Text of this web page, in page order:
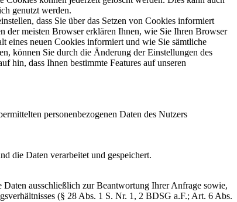
genutzt werden.
dass Sie über das Setzen von Cookies informiert
der meisten Browser erklären Ihnen, wie Sie Ihren Browser
eines neuen Cookies informiert und wie Sie sämtliche
können Sie durch die Änderung der Einstellungen des
hin, dass Ihnen bestimmte Features auf unseren
personenbezogenen Daten des Nutzers
die Daten verarbeitet und gespeichert.
ausschließlich zur Beantwortung Ihrer Anfrage sowie,
(§ 28 Abs. 1 S. Nr. 1, 2 BDSG a.F.; Art. 6 Abs.